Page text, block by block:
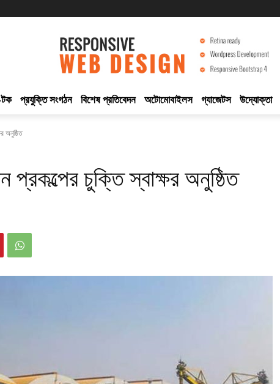
প্রযুক্তি সংগঠন বিশেষ প্রতিবেদন অটোমোবাইলস গ্যাজেটস উদ্যোক্তা
অনুষ্ঠিত
প্রকল্পের চুক্তি স্বাক্ষর অনুষ্ঠিত